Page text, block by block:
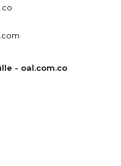
- oal.com.co